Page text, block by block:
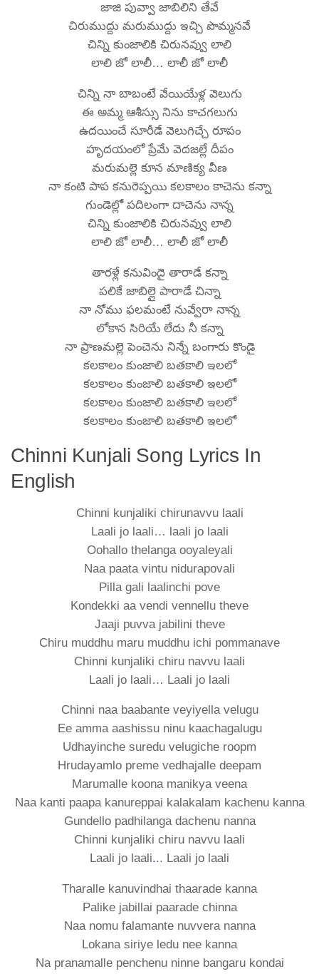
జాజి పువ్వా జాబిలిని తేవే
చిరుముద్దు మరుముద్దు ఇచ్చి పొమ్మనవే
చిన్ని కుంజాలికి చిరునవ్వు లాలి
లాలి జో లాలీ… లాలీ జో లాలీ
చిన్ని నా బాబంటే వేయియేళ్ల వెలుగు
ఈ అమ్మ ఆశీస్సు నిను కాచగలుగు
ఉదయించే సూరీడే వెలుగిచ్చే రూపం
హృదయంలో ప్రేమే వెదజల్లే దీపం
మరుమల్లె కూన మాణిక్య వీణ
నా కంటి పాప కనురెప్పయి కలకాలం కాచెను కన్నా
గుండెల్లో పదిలంగా దాచెను నాన్న
చిన్ని కుంజాలికి చిరునవ్వు లాలి
లాలి జో లాలీ… లాలీ జో లాలీ
తారళ్లే కనువిందై తారాడే కన్నా
పలికే జాబిల్లై పారాడే చిన్నా
నా నోము ఫలమంటే నువ్వేరా నాన్న
లోకాన సిరియే లేదు నీ కన్నా
నా ప్రాణమల్లె పెంచెను నిన్నే బంగారు కొండై
కలకాలం కుంజాలి బతకాలి ఇలలో
కలకాలం కుంజాలి బతకాలి ఇలలో
కలకాలం కుంజాలి బతకాలి ఇలలో
కలకాలం కుంజాలి బతకాలి ఇలలో
Chinni Kunjali Song Lyrics In
English
Chinni kunjaliki chirunavvu laali
Laali jo laali… laali jo laali
Oohallo thelanga ooyaleyali
Naa paata vintu nidurapovali
Pilla gali laalinchi pove
Kondekki aa vendi vennellu theve
Jaaji puvva jabilini theve
Chiru muddhu maru muddhu ichi pommanave
Chinni kunjaliki chiru navvu laali
Laali jo laali… Laali jo laali
Chinni naa baabante veyiyella velugu
Ee amma aashissu ninu kaachagalugu
Udhayinche suredu velugiche roopm
Hrudayamlo preme vedhajalle deepam
Marumalle koona manikya veena
Naa kanti paapa kanureppai kalakalam kachenu kanna
Gundello padhilanga dachenu nanna
Chinni kunjaliki chiru navvu laali
Laali jo laali... Laali jo laali
Tharalle kanuvindhai thaarade kanna
Palike jabillai paarade chinna
Naa nomu falamante nuvvera nanna
Lokana siriye ledu nee kanna
Na pranamalle penchenu ninne bangaru kondai